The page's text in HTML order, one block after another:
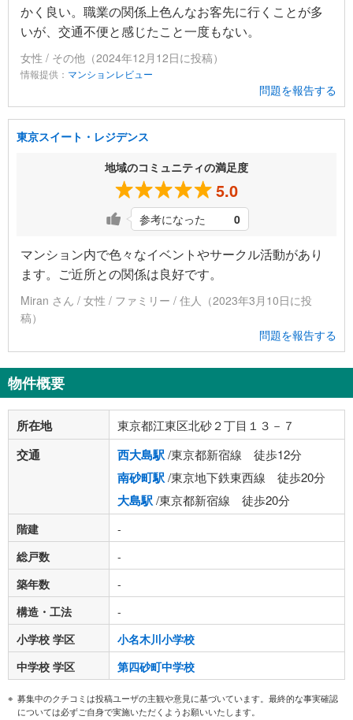
かく良い。職業の関係上色んなお客先に行くことが多
いが、交通不便と感じたこと一度もない。
女性 / その他（2024年12月12日に投稿）
情報提供： マンションレビュー
問題を報告する
東京スイート・レジデンス
地域のコミュニティの満足度
5.0
参考になった 0
マンション内で色々なイベントやサークル活動があり
ます。ご近所との関係は良好です。
Miran さん / 女性 / ファミリー / 住人（2023年3月10日に投
稿）
問題を報告する
物件概要
所在地 東京都江東区北砂２丁目１３－７
交通 西大島駅/東京都新宿線 徒歩12分
南砂町駅/東京地下鉄東西線 徒歩20分
大島駅/東京都新宿線 徒歩20分
階建
-
総戸数
-
築年数
-
構造・工法
-
小学校 学区
小名木川小学校
中学校 学区
第四砂町中学校
募集中のクチコミは投稿ユーザの主観や意見に基づいています。最終的な事実確認
については必ずご自身で実施いただくようお願いいたします。